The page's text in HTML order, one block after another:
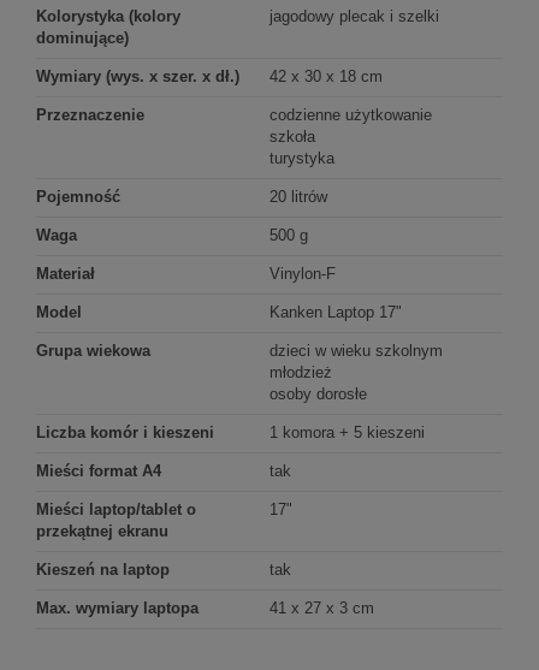
Kolorystyka (kolory
dominujące)
jagodowy plecak i szelki
Wymiary (wys. x szer. x dł.) 42 x 30 x 18 cm
Przeznaczenie
codzienne użytkowanie
szkoła
turystyka
Pojemność 20 litrów
Waga 500 g
Materiał Vinylon-F
Model Kanken Laptop 17"
Grupa wiekowa
dzieci w wieku szkolnym
młodzież
osoby dorosłe
Liczba komór i kieszeni 1 komora + 5 kieszeni
Mieści format A4 tak
Mieści laptop/tablet o
przekątnej ekranu
17"
Kieszeń na laptop tak
Max. wymiary laptopa 41 x 27 x 3 cm